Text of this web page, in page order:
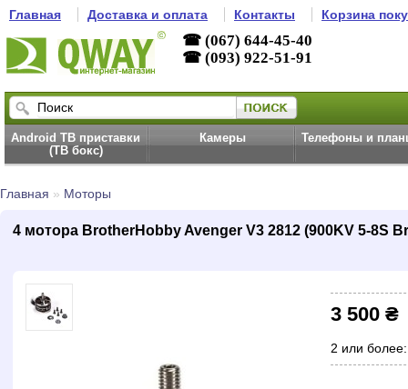
Главная Доставка и оплата Контакты Корзина
☎ (067) 644-45-40
☎ (093) 922-51-91
Android ТВ приставки
(ТВ бокс)
Камеры Телефоны и
Главная » Моторы
4 мотора BrotherHobby Avenger V3 2812 (900KV 5-8S
3 500 ₴
2 или